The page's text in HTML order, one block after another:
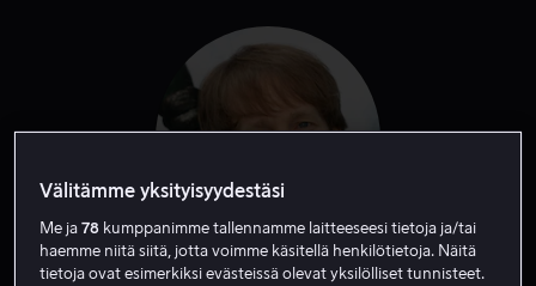
Välitämme yksityisyydestäsi
Me ja78 kumppanimme tallennamme laitteeseesi tietoja ja/tai
haemme niitä siitä, jotta voimme käsitellä henkilötietoja. Näitä
tietoja ovat esimerkiksi evästeissä olevat yksilölliset tunnisteet.